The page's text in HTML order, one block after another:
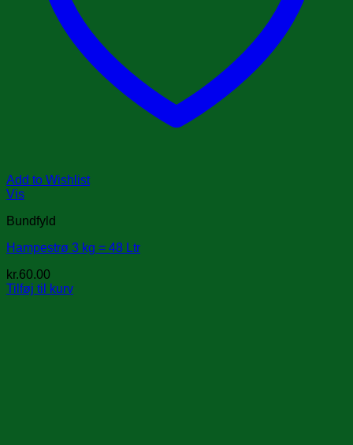
Add to Wishlist
Vis
Bundfyld
Hampestrø 3 kg = 48 Ltr
kr.60.00
Tilføj til kurv